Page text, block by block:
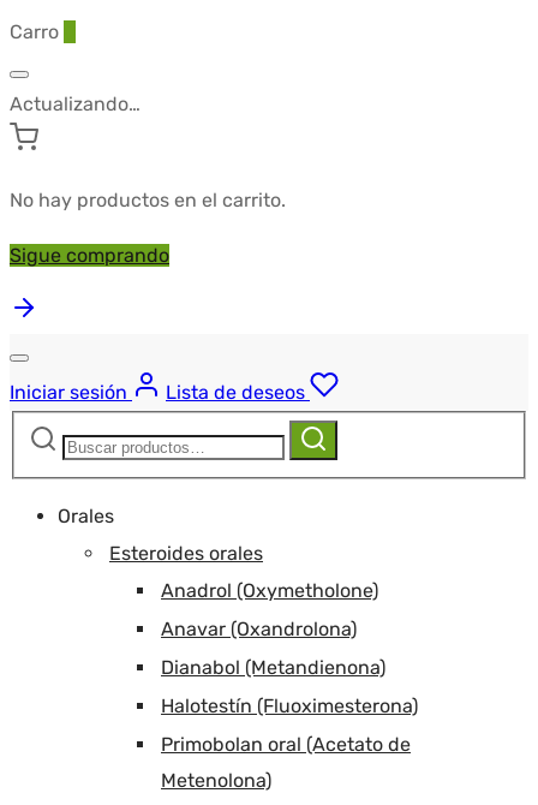
Carro
Actualizando…
No hay productos en el carrito.
Sigue comprando
Iniciar sesión
Lista de deseos
Buscar:
Buscar
Orales
Esteroides orales
Anadrol (Oxymetholone)
Anavar (Oxandrolona)
Dianabol (Metandienona)
Halotestín (Fluoximesterona)
Primobolan oral (Acetato de
Metenolona)